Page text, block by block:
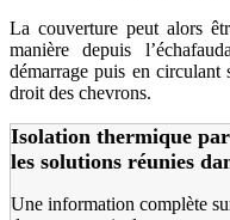
La couverture peut alors
manière depuis
démarrage puis en circulant
droit des chevrons.
Isolation thermique
les solutions réunies
Une information complète